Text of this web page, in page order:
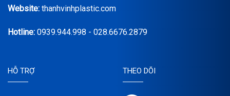
Website: thanhvinhplastic.com
Hotline: 0939.944.998 - 028.6676.2879
HỖ TRỢ THEO DÕI